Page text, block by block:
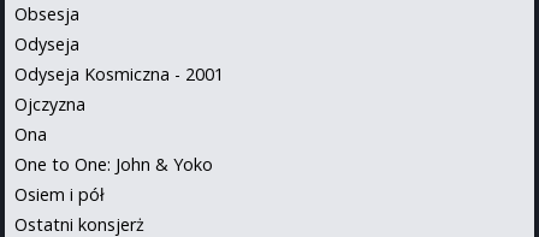
Obsesja
Odyseja
Odyseja Kosmiczna - 2001
Ojczyzna
Ona
One to One: John & Yoko
Osiem i pół
Ostatni konsjerż